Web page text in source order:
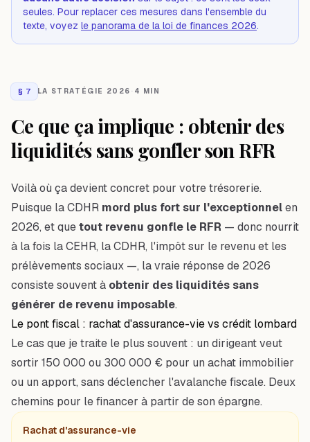
seules. Pour replacer ces mesures dans l'ensemble du
texte, voyez le panorama de la loi de finances 2026.
§ 7 LA STRATÉGIE 2026 · 4 MIN
Ce que ça implique : obtenir des
liquidités sans gonfler son RFR
Voilà où ça devient concret pour votre trésorerie.
Puisque la CDHR mord plus fort sur l'exceptionnelen
2026, et quetout revenu gonfle le RFR — donc nourrit
à la fois la CEHR, la CDHR, l'impôt sur le revenu et les
prélèvements sociaux —, la vraie réponse de 2026
consiste souvent à obtenir des liquidités sans
générer de revenu imposable.
Le pont fiscal : rachat d'assurance-vie vs crédit lombard
Le cas que je traite le plus souvent : un dirigeant veut
sortir 150 000 ou 300 000 € pour un achat immobilier
ou un apport, sans déclencher l'avalanche fiscale. Deux
chemins pour le financer à partir de son épargne.
Rachat d'assurance-vie